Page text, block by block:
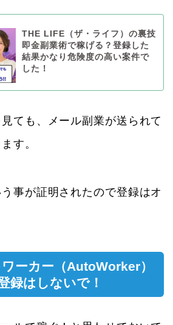
THE LIFE（ザ・ライフ）の裏技
即金副業術で稼げる？登録した
結果かなり危険度の高い案件で
した！
ても、メール副業が送られて
す。
事が証明されたので登録はオ
ーカー（AutoWorker）
録はしないで！